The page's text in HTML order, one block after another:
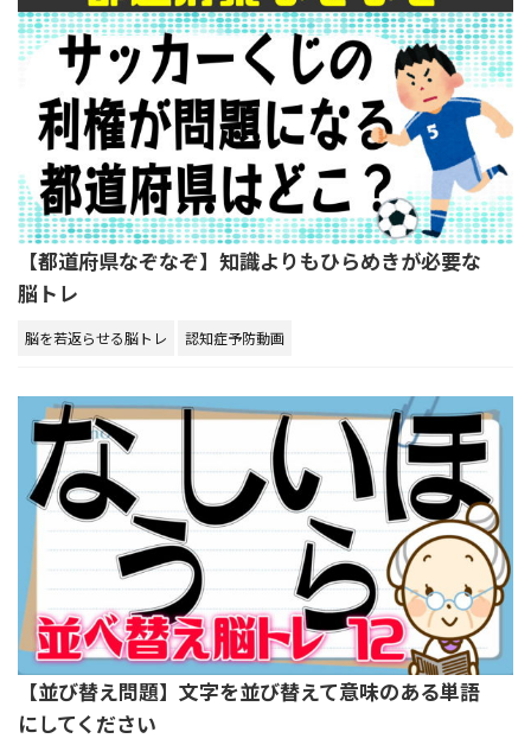
【都道府県なぞなぞ】知識よりもひらめきが必要な
脳トレ
脳を若返らせる脳トレ 認知症予防動画
【並び替え問題】文字を並び替えて意味のある単語
にしてください